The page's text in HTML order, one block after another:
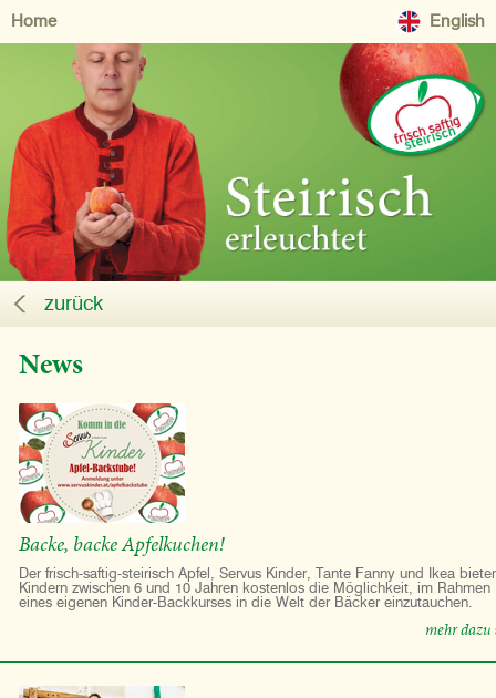
Home English
zurück
News
Backe, backe Apfelkuchen!
Der frisch-saftig-steirisch Apfel, Servus Kinder, Tante Fanny und Ikea
Kindern zwischen 6 und 10 Jahren kostenlos die Möglichkeit, im Rahmen
eines eigenen Kinder-Backkurses in die Welt der Bäcker einzutauchen.
mehr dazu